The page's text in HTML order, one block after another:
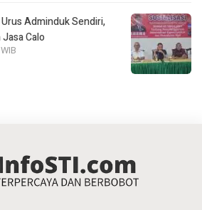
Adminduk Sendiri,
Calo